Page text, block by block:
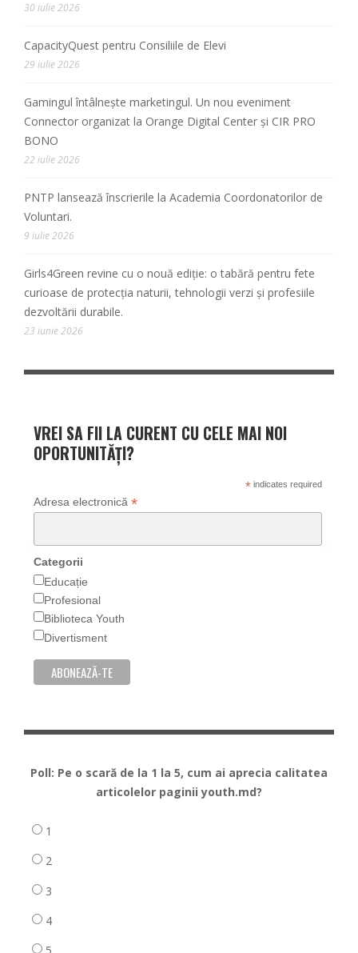
30 iulie 2026
CapacityQuest pentru Consiliile de Elevi
29 iulie 2026
Gamingul întâlnește marketingul. Un nou eveniment
Connector organizat la Orange Digital Center și CIR PRO
BONO
22 iulie 2026
PNTP lansează înscrierile la Academia Coordonatorilor de
Voluntari.
9 iulie 2026
Girls4Green revine cu o nouă ediție: o tabără pentru fete
curioase de protecția naturii, tehnologii verzi și profesiile
dezvoltării durabile.
23 iunie 2026
VREI SA FII LA CURENT CU CELE MAI NOI
OPORTUNITĂȚI?
*indicates required
Adresa electronică *
Categorii
Educație
Profesional
Biblioteca Youth
Divertisment
Poll: Pe o scară de la 1 la 5, cum ai aprecia calitatea
articolelor paginii youth.md?
1
2
3
4